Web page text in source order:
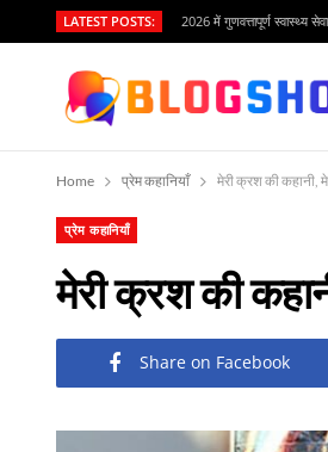
LATEST POSTS: 2026 में गुणवत्तापूर्ण स्वास्थ्य
Home प्रेम कहानियाँ मेरी क्रश की कहानी,
प्रेम कहानियाँ
मेरी क्रश की
Share on Facebook